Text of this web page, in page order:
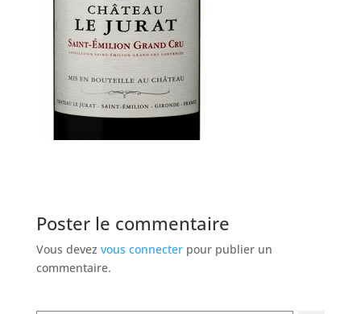
Poster le commentaire
Vous devez vous connecterpour publier un
commentaire.